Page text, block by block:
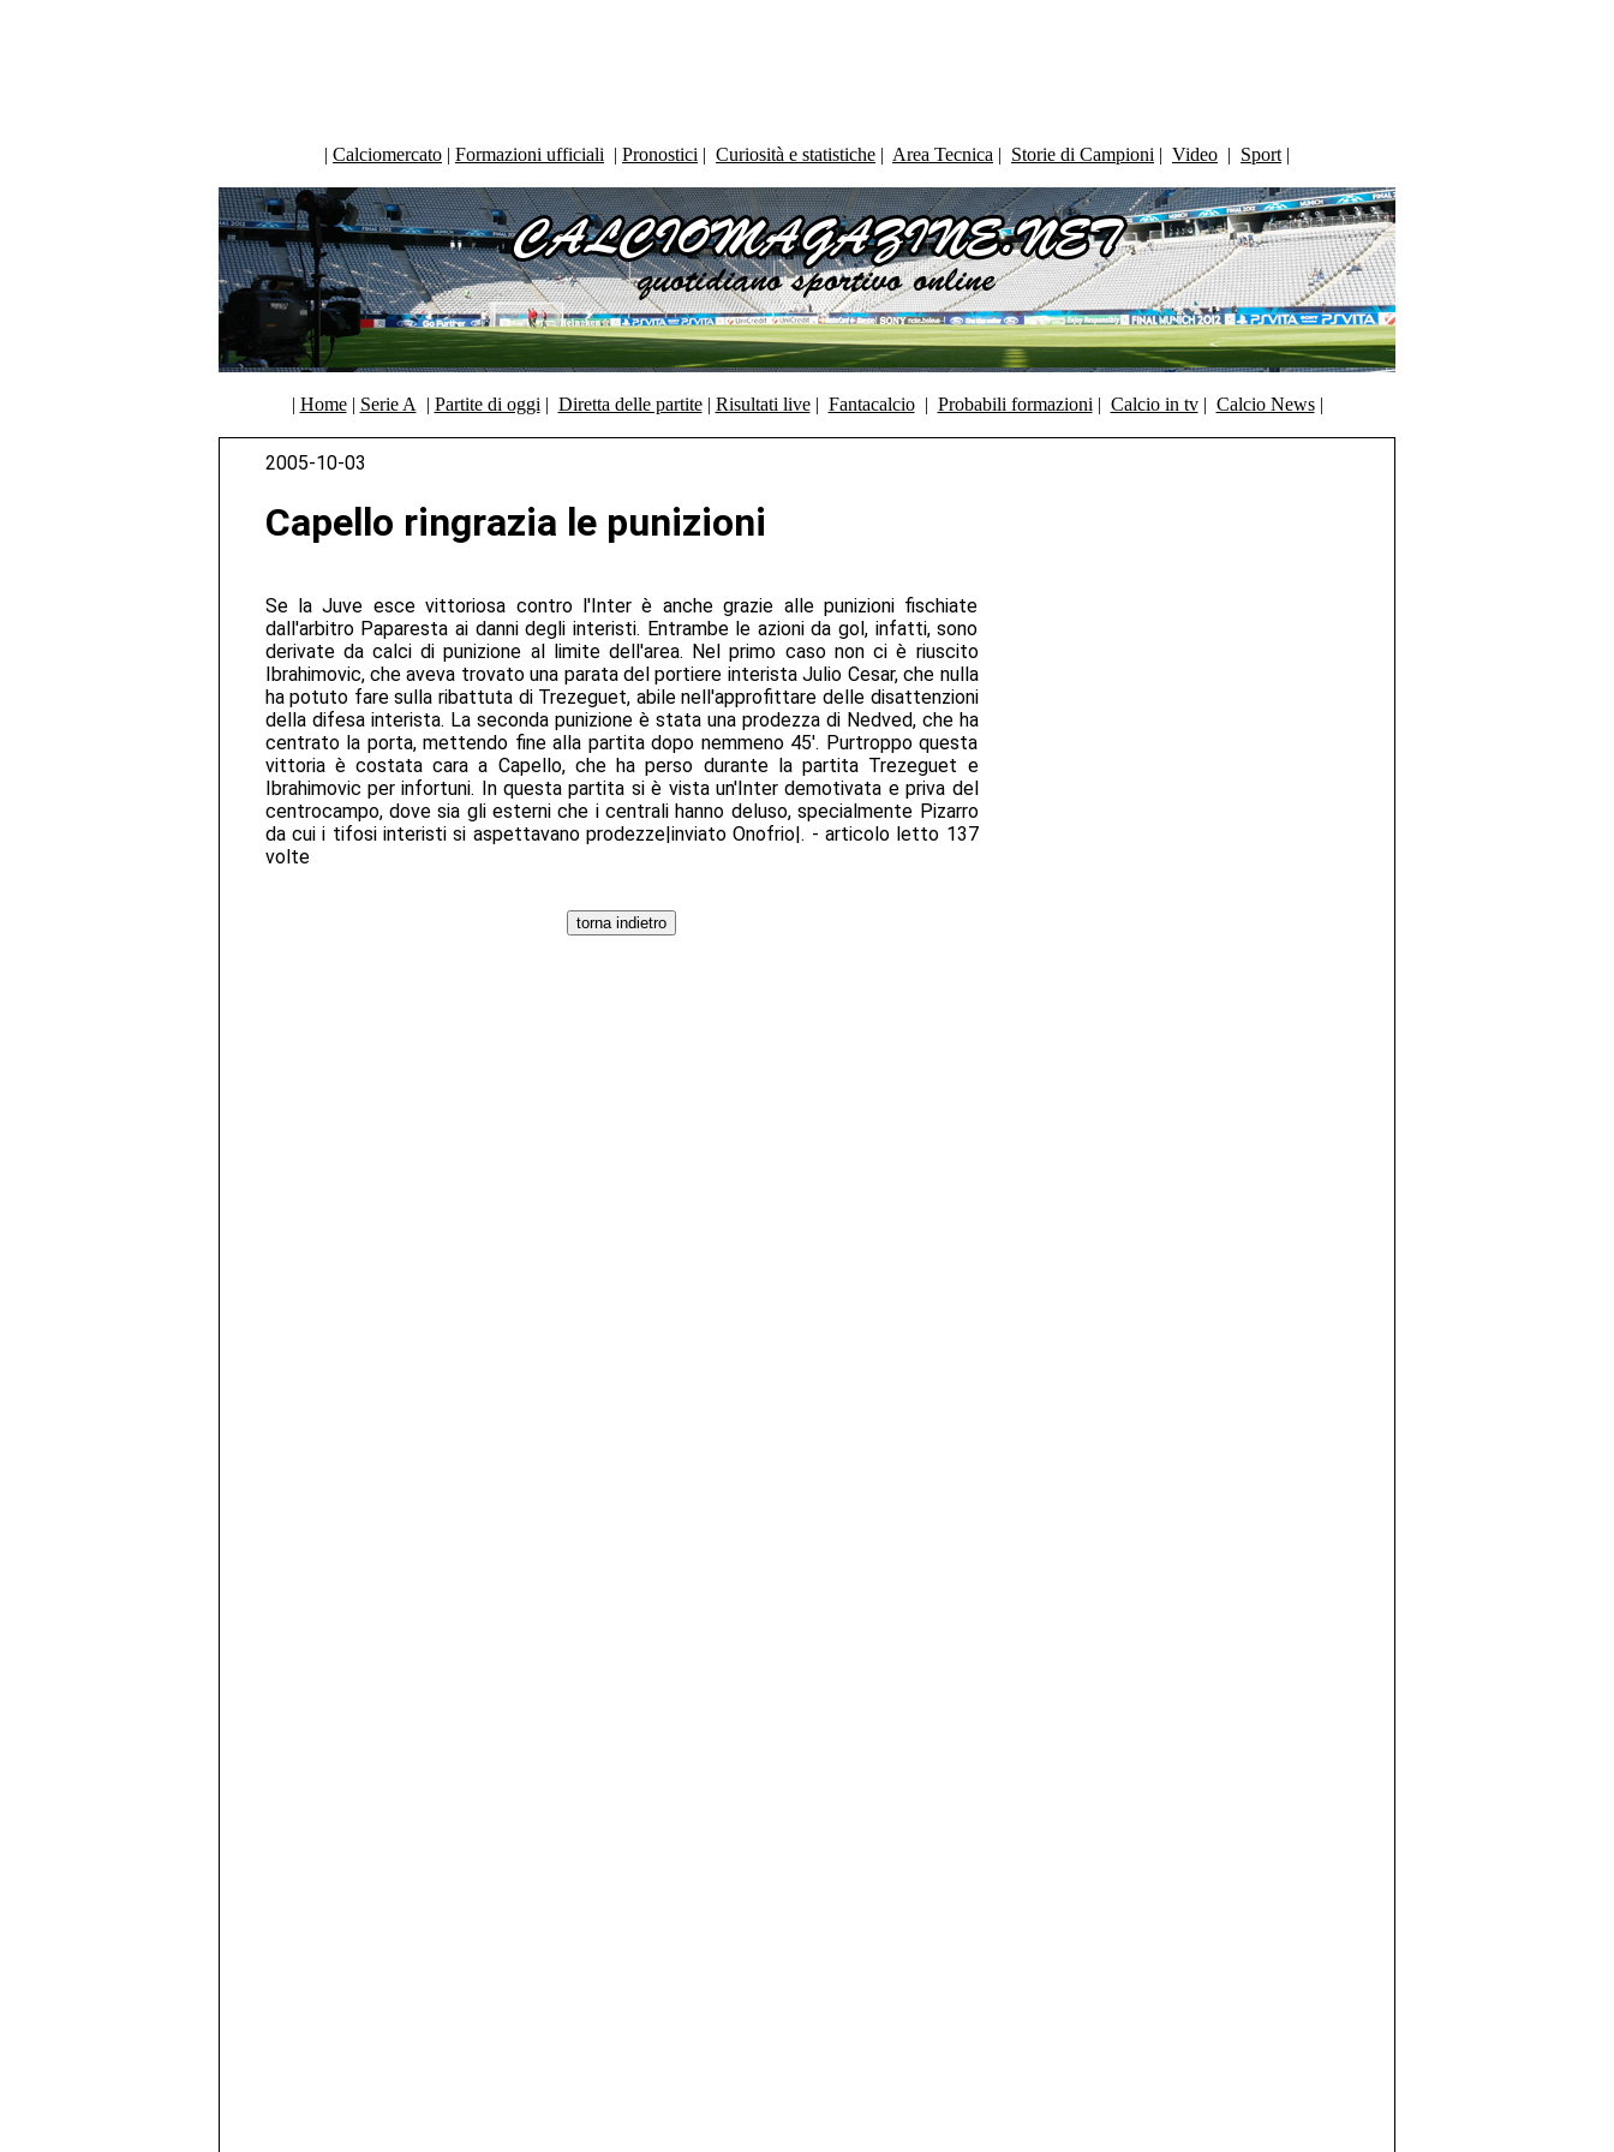
| Calciomercato | Formazioni ufficiali | Pronostici | Curiosità e statistiche | Area Tecnica | Storie di Campioni | Video | Sport |
| Home| Serie A | Partite di oggi | Diretta delle partite| Risultati live| Fantacalcio| Probabili formazioni | Calcio in tv| Calcio News|
2005-10-03
Capello ringrazia le punizioni
Se la Juve esce vittoriosa contro l'Inter è anche grazie alle punizioni fischiate
dall'arbitro Paparesta ai danni degli interisti. Entrambe le azioni da gol, infatti, sono
derivate da calci di punizione al limite dell'area. Nel primo caso non ci è riuscito
Ibrahimovic, che aveva trovato una parata del portiere interista Julio Cesar, che nulla
ha potuto fare sulla ribattuta di Trezeguet, abile nell'approfittare delle disattenzioni
della difesa interista. La seconda punizione è stata una prodezza di Nedved, che ha
centrato la porta, mettendo fine alla partita dopo nemmeno 45'. Purtroppo questa
vittoria è costata cara a Capello, che ha perso durante la partita Trezeguet e
Ibrahimovic per infortuni. In questa partita si è vista un'Inter demotivata e priva del
centrocampo, dove sia gli esterni che i centrali hanno deluso, specialmente Pizarro
da cui i tifosi interisti si aspettavano prodezze|inviato Onofrio|. - articolo letto 137
volte